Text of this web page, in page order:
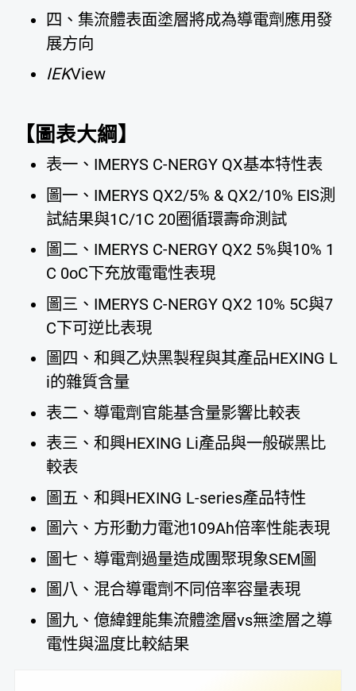
四、集流體表面塗層將成為導電劑應用發
展方向
IEKView
【圖表大綱】
表一、IMERYS C-NERGY QX基本特性表
圖一、IMERYS QX2/5% & QX2/10% EIS測
試結果與1C/1C 20圈循環壽命測試
圖二、IMERYS C-NERGY QX2 5%與10% 1
C 0oC下充放電電性表現
圖三、IMERYS C-NERGY QX2 10% 5C與7
C下可逆比表現
圖四、和興乙炔黑製程與其產品HEXING L
i的雜質含量
表二、導電劑官能基含量影響比較表
表三、和興HEXING Li產品與一般碳黑比
較表
圖五、和興HEXING L-series產品特性
圖六、方形動力電池109Ah倍率性能表現
圖七、導電劑過量造成團聚現象SEM圖
圖八、混合導電劑不同倍率容量表現
圖九、億緯鋰能集流體塗層vs無塗層之導
電性與溫度比較結果